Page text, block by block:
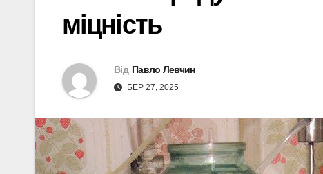
міцність
Від Павло Левчин
БЕР 27, 2025